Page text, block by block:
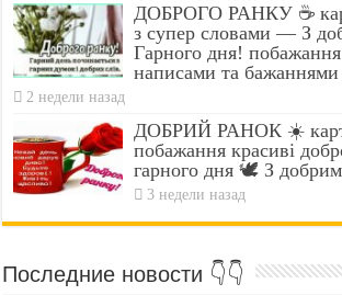
ДОБРОГО РАНКУ ☕
з супер словами — З
Гарного дня!
написами та бажаннями
2 недели назад
ДОБРИЙ РАНОК ☀️
побажання красиві
гарного дня 🕊️ З
3 недели назад
Последние новости 👇👇